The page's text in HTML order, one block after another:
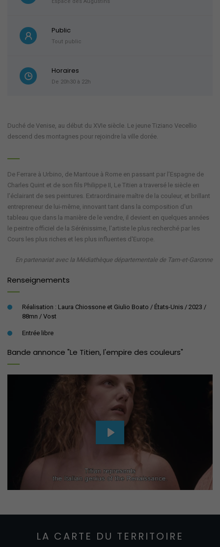
Espace des Augustins
Public
Tout public
Horaires
De 20h30 à 22h
Duché de Venise, au début du XVIe siècle. Le jeune Tiziano Vecellio
descend des montagnes pour rejoindre la ville dorée.
De Ferrare à Urbino, de Mantoue à Rome en passant par l’Espagne de
Charles Quint et de son fils Philippe II, Le Titien a traversé le siècle en
l’éclairant de ses peintures. Extraordinaire maître de la couleur, et brillant
entrepreneur de lui-même, innovant tant dans la composition d'un
tableau que dans la manière de le vendre, il devient en quelques années
le peintre officiel de la Sérénissime, l'artiste le plus recherché par les
Cours les plus riches et les plus influentes d'Europe.
En partenariat avec la Médiathèque départementale de Tarn-et-Garonne
Renseignements
Réalisation : Laura Chiossone et Giulio Boato / États-Unis / 2023 /
88mn / Vost
Entrée libre
Bande annonce "Le Titien, l'empire des couleurs"
Mute Settings
Play
LA CARTE DU TERRITOIRE